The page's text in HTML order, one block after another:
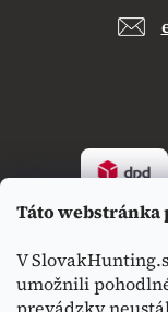
Táto webstránka
V
umožnili